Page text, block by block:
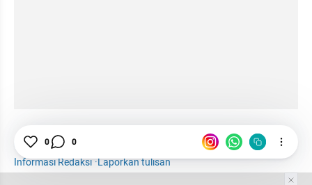
RUU Perampasan Aset
News
Informasi Redaksi·Laporkan tulisan
0 0